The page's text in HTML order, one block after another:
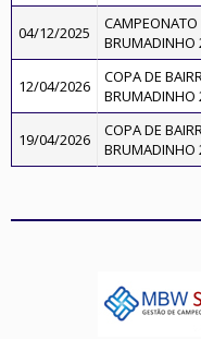
04/12/2025
CAMPEONATO
BRUMADINHO
12/04/2026
COPA DE
BRUMADINHO
19/04/2026
COPA DE
BRUMADINHO